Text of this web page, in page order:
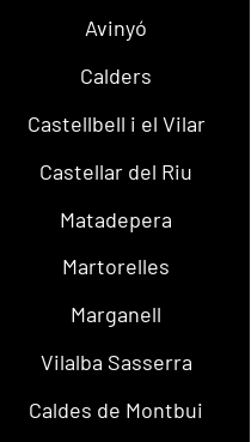
Avinyó
Calders
Castellbell i el Vilar
Castellar del Riu
Matadepera
Martorelles
Marganell
Vilalba Sasserra
Caldes de Montbui